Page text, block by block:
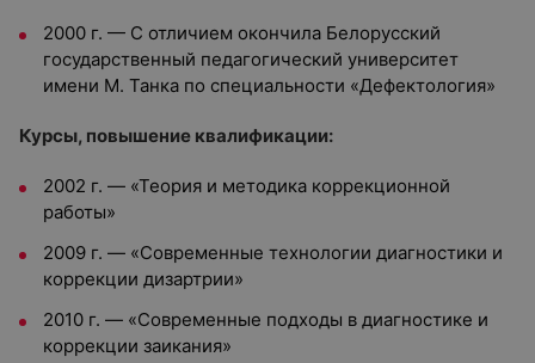
2000 г. — С отличием окончила Белорусский
государственный педагогический университет
имени М. Танка по специальности «Дефектология»
Курсы, повышение квалификации:
2002 г. — «Теория и методика коррекционной
работы»
2009 г. — «Современные технологии диагностики и
коррекции дизартрии»
2010 г. — «Современные подходы в диагностике и
коррекции заикания»